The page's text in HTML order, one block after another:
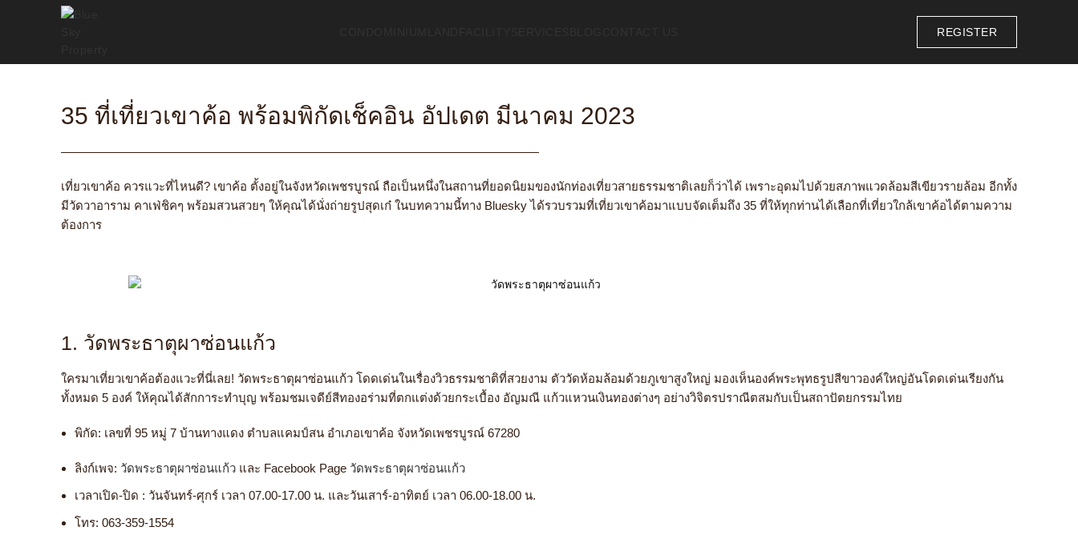
REGISTER
35 ที่เที่ยวเขาค้อ พร้อมพิกัดเช็คอิน อัปเดต มีนาคม 2023
เที่ยวเขาค้อ ควรแวะที่ไหนดี? เขาค้อ ตั้งอยู่ในจังหวัดเพชรบูรณ์ ถือเป็นหนึ่งในสถานที่ยอดนิยมของนักท่องเที่ยวสายธรรมชาติเลยก็ว่าได้ เพราะอุดมไปด้วยสภาพแวดล้อมสีเขียวรายล้อม อีกทั้ง
มีวัดวาอาราม คาเฟ่ชิคๆ พร้อมสวนสวยๆ ให้คุณได้นั่งถ่ายรูปสุดเก๋ ในบทความนี้ทาง Bluesky ได้รวบรวมที่เที่ยวเขาค้อมาแบบจัดเต็มถึง 35 ที่ให้ทุกท่านได้เลือกที่เที่ยวใกล้เขาค้อได้ตามความ
ต้องการ
1. วัดพระธาตุผาซ่อนแก้ว
ใครมาเที่ยวเขาค้อต้องแวะที่นี่เลย! วัดพระธาตุผาซ่อนแก้ว โดดเด่นในเรื่องวิวธรรมชาติที่สวยงาม ตัววัดห้อมล้อมด้วยภูเขาสูงใหญ่ มองเห็นองค์พระพุทธรูปสีขาวองค์ใหญ่อันโดดเด่นเรียงกัน
ทั้งหมด 5 องค์ ให้คุณได้สักการะทำบุญ พร้อมชมเจดีย์สีทองอร่ามที่ตกแต่งด้วยกระเบื้อง อัญมณี แก้วแหวนเงินทองต่างๆ อย่างวิจิตรปราณีตสมกับเป็นสถาปัตยกรรมไทย
พิกัด: เลขที่ 95 หมู่ 7 บ้านทางแดง ตำบลแคมป์สน อำเภอเขาค้อ จังหวัดเพชรบูรณ์ 67280
ลิงก์เพจ: วัดพระธาตุผาซ่อนแก้ว และ Facebook Page วัดพระธาตุผาซ่อนแก้ว
เวลาเปิด-ปิด : วันจันทร์-ศุกร์ เวลา 07.00-17.00 น. และวันเสาร์-อาทิตย์ เวลา 06.00-18.00 น.
โทร: 063-359-1554